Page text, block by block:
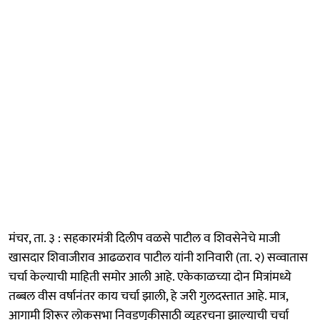
मंचर, ता. ३ : सहकारमंत्री दिलीप वळसे पाटील व शिवसेनेचे माजी
खासदार शिवाजीराव आढळराव पाटील यांनी शनिवारी (ता. २) सव्वातास
चर्चा केल्याची माहिती समोर आली आहे. एकेकाळच्या दोन मित्रांमध्ये
तब्बल वीस वर्षानंतर काय चर्चा झाली, हे जरी गुलदस्तात आहे. मात्र,
आगामी शिरूर लोकसभा निवडणुकीसाठी व्यूहरचना झाल्याची चर्चा